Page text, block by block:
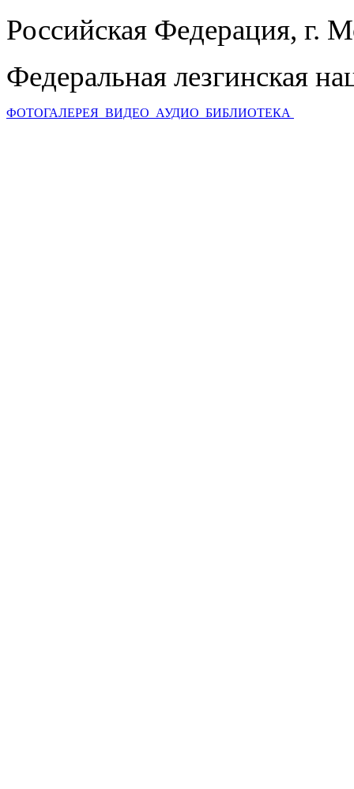
Российская Федерация, г.
Федеральная лезгинская
ФОТОГАЛЕРЕЯ ВИДЕО АУДИО БИБЛИОТЕКА